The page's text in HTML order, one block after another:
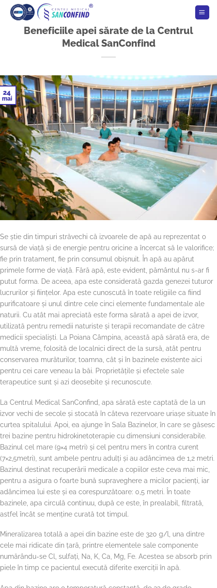
Skip
Beneficiile apei sărate de la Centrul
Medical SanConfind
24
mai
Se ştie din timpuri străvechi că izvoarele de apă au reprezentat o
sursă de viaţă şi de energie pentru oricine a încercat să le valorifice;
fie prin tratament, fie prin consumul obişnuit. În apă au apărut
primele forme de viață. Fără apă, este evident, pământul nu s-ar fi
putut forma. De aceea, apa este considerată gazda genezei tuturor
lucrurilor și ființelor. Apa este cunoscută în toate religiile ca fiind
purificatoare și unul dintre cele cinci elemente fundamentale ale
naturii. Cu atât mai apreciată este forma sărată a apei de izvor,
utilizată pentru remedii naturiste și terapii recomandate de către
medicii specialiști. La Poiana Câmpina, această apă sărată era, de
multă vreme, folosită de localnici direct de la sursă, atât pentru
conservarea murăturilor, toamna, cât și în bazinele existente aici
pentru cei care veneau la băi. Proprietățile și efectele sale
terapeutice sunt și azi deosebite și recunoscute.
La Centrul Medical SanConfind, apa sărată este captată de la un
izvor vechi de secole și stocată în câteva rezervoare uriașe situate în
curtea spitalului. Apoi, ea ajunge în Sala Bazinelor, în care se găsesc
trei bazine pentru hidrokinetoterapie cu dimensiuni considerabile.
Bazinul cel mare (9×4 metri) și cel pentru mers în contra curent
(7×2,5metri), sunt ambele pentru adulţi şi au adâncimea de 1,2 metri.
Bazinul destinat recuperării medicale a copiilor este ceva mai mic,
pentru a asigura o foarte bună supraveghere a micilor pacienți, iar
adâncimea lui este și ea corespunzătoare: 0,5 metri. În toate
bazinele, apa circulă continuu, după ce este, în prealabil, filtrată,
astfel încât se menţine curată tot timpul.
Mineralizarea totală a apei din bazine este de 320 g/l, una dintre
cele mai ridicate din țară, printre elementele sale componente
numărându-se Cl, sulfați, Na, K, Ca, Mg, Fe. Acestea se absorb prin
piele în timp ce pacientul execută diferite exerciții în apă.